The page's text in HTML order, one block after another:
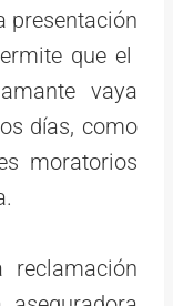
presentación
que el
vaya
días, como
moratorios
reclamación